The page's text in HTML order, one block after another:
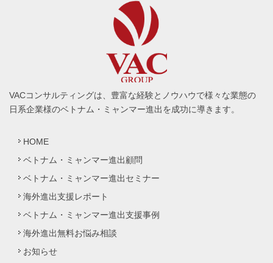
VACコンサルティングは、豊富な経験とノウハウで様々な業態の
日系企業様のベトナム・ミャンマー進出を成功に導きます。
HOME
ベトナム・ミャンマー進出顧問
ベトナム・ミャンマー進出セミナー
海外進出支援レポート
ベトナム・ミャンマー進出支援事例
海外進出無料お悩み相談
お知らせ